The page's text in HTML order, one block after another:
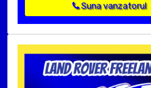
Suna vanzatorul